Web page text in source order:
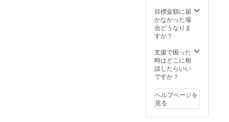
たワー
ク
ショッ
は別途
ご相
談） を
開発者
プレイ
リー
ダーで
行わせ
後にお
手紙を
郵送さ
援者の
証明と
して、
Funder
カー
（白・
青・ス
ペシャ
介記事
作成」
======
======
==== お
返し品
説明
版・防
災トラ
ンプ」
の外箱
目標金額に届
かなかった場
合どうなりま
すか？
支援で困った
時はどこに相
談したらいい
ですか？
ヘルプページを
見る